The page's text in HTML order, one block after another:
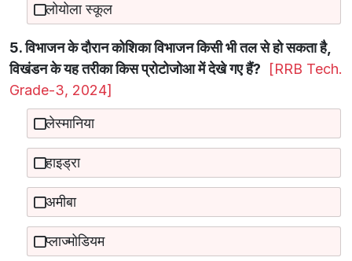
लोयोला स्कूल
5. विभाजन के दौरान कोशिका विभाजन किसी भी तल से हो सकता है,
विखंडन के यह तरीका किस प्रोटोजोआ में देखे गए हैं?
[RRB Tech.
Grade-3, 2024]
लेस्मानिया
हाइड्रा
अमीबा
प्लाज्मोडियम